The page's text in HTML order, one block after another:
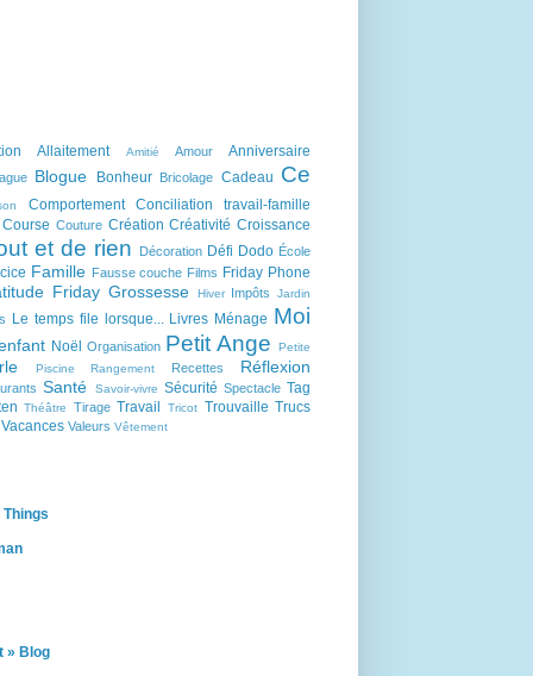
Allaitement Amitié Amour Anniversaire
Blogue Bonheur Bricolage Cadeau Ce
Comportement
Conciliation travail-famille
Course Couture Création Créativité Croissance
et de rien Décoration Défi Dodo École
Famille Fausse couche Films Friday Phone
Friday Grossesse Hiver Impôts Jardin
Le temps file lorsque... Livres Ménage Moi
Noël Organisation Petit Ange Petite
Piscine Rangement Recettes Réflexion
Santé Savoir-vivre Sécurité Spectacle Tag
Théâtre Tirage Travail Tricot Trouvaille Trucs
Vacances Valeurs Vêtement
» Blog